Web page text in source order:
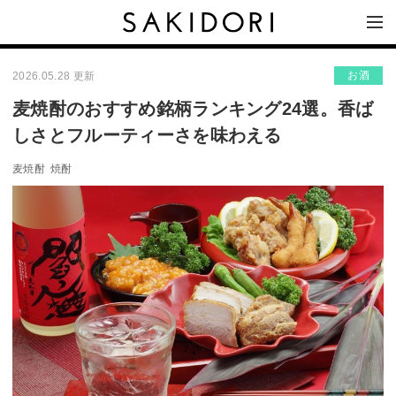
2026.05.28 更新 お酒
麦焼酎のおすすめ銘柄ランキング24選。香ば
しさとフルーティーさを味わえる
麦焼酎 焼酎